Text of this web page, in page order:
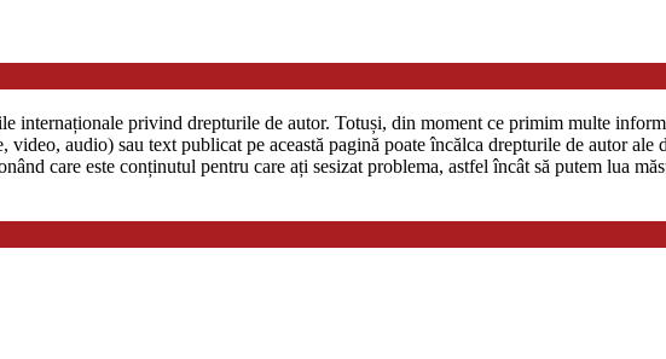
internaționale privind drepturile de autor. Totuși, din moment ce primim multe
audio) sau text publicat pe această pagină poate încălca drepturile de autor ale
care este conținutul pentru care ați sesizat problema, astfel încât să putem lua